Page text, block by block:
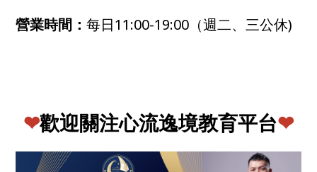
營業時間：每日11:00-19:00（週二、三公休)
❤歡迎關注心流逸境教育平台❤